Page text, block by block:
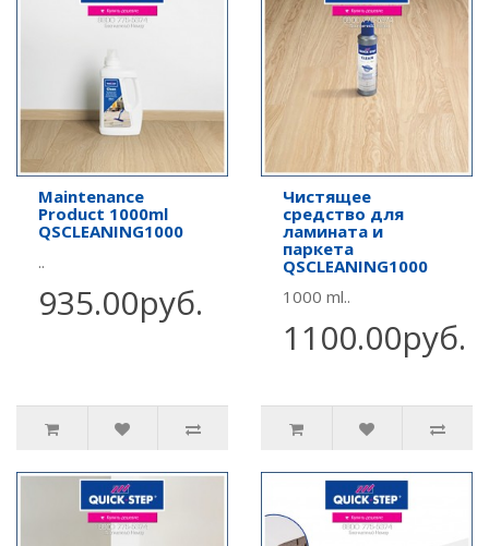
Maintenance
Product 1000ml
QSCLEANING1000
..
935.00руб.
Чистящее
средство для
ламината и
паркета
QSCLEANING1000
1000 ml..
1100.00руб.